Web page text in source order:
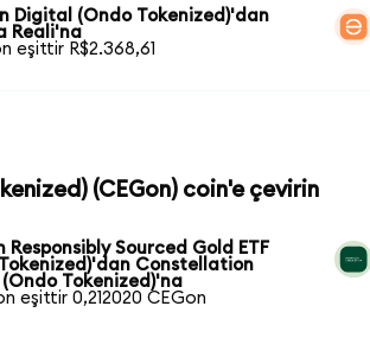
Digital (Ondo Tokenized)'dan
Reali'na
eşittir R$2.368,61
(CEGon) coin'e çevirin
Responsibly Sourced Gold ETF
Constellation
(Ondo Tokenized)'na
eşittir 0,212020 CEGon